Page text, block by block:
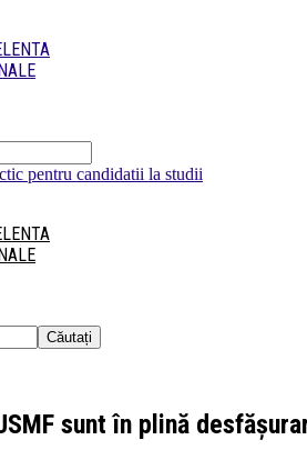
pentru candidatii la studii
sunt în plină